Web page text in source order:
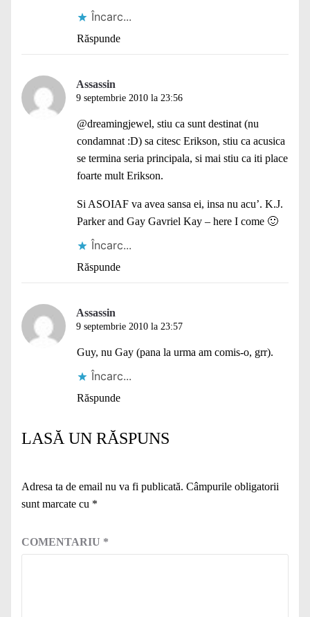
Încarc...
Răspunde
Assassin
9 septembrie 2010 la 23:56
@dreamingjewel, stiu ca sunt destinat (nu
condamnat :D) sa citesc Erikson, stiu ca acusica
se termina seria principala, si mai stiu ca iti place
foarte mult Erikson.
Si ASOIAF va avea sansa ei, insa nu acu’. K.J.
Parker and Gay Gavriel Kay – here I come 🙂
Încarc...
Răspunde
Assassin
9 septembrie 2010 la 23:57
Guy, nu Gay (pana la urma am comis-o, grr).
Încarc...
Răspunde
LASĂ UN RĂSPUNS
Adresa ta de email nu va fi publicată. Câmpurile obligatorii
sunt marcate cu *
COMENTARIU *